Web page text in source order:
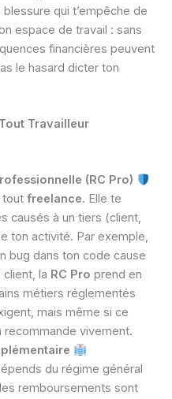
qui t’empêche de
espace de travail : sans
financières peuvent
le hasard dicter ton
Travailleur
(RC Pro)
tout freelance. Elle te
causés à un tiers (client,
ton activité. Par exemple,
bug dans ton code cause
la RC Pro prend en
métiers réglementés
mais même si ce
recommande vivement.
du régime général
remboursements sont